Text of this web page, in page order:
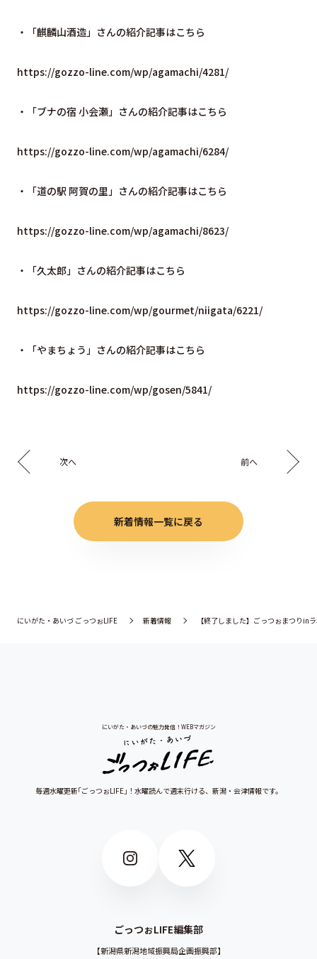
・「麒麟山酒造」さんの紹介記事はこちら
https://gozzo-line.com/wp/agamachi/4281/
・「ブナの宿 小会瀬」さんの紹介記事はこちら
https://gozzo-line.com/wp/agamachi/6284/
・「道の駅 阿賀の里」さんの紹介記事はこちら
https://gozzo-line.com/wp/agamachi/8623/
・「久太郎」さんの紹介記事はこちら
https://gozzo-line.com/wp/gourmet/niigata/6221/
・「やまちょう」さんの紹介記事はこちら
https://gozzo-line.com/wp/gosen/5841/
次へ
新着情報一覧に戻る
前へ
にいがた・あいづ ごっつぉLIFE 新着情報 【終了しました】ごっつぉまつりin
にいがた・あいづの魅力発信！WEBマガジン
毎週水曜更新｢ごっつぉLIFE｣！水曜読んで週末行ける、 新潟・会津情報です。
ごっつぉLIFE編集部
新潟県新潟地域振興局企画振興部